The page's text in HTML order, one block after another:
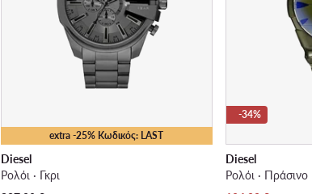
extra -25% Κωδικός: LAST
Diesel
Ρολόι · Γκρι
-34%
Diesel
Ρολόι · Πράσινο